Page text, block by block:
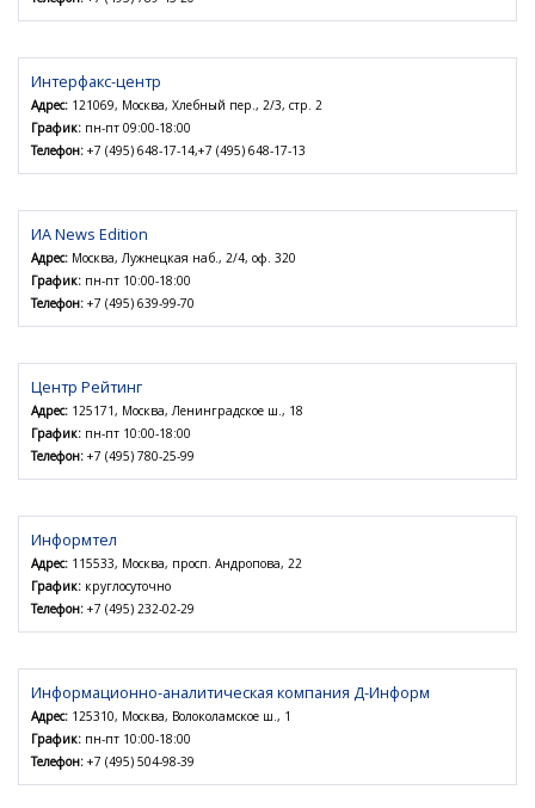
Интерфакс-центр
Адрес: 121069, Москва, Хлебный пер., 2/3, стр. 2
График: пн-пт 09:00-18:00
Телефон: +7 (495) 648-17-14,+7 (495) 648-17-13
ИА News Edition
Адрес: Москва, Лужнецкая наб., 2/4, оф. 320
График: пн-пт 10:00-18:00
Телефон: +7 (495) 639-99-70
Центр Рейтинг
Адрес: 125171, Москва, Ленинградское ш., 18
График: пн-пт 10:00-18:00
Телефон: +7 (495) 780-25-99
Информтел
Адрес: 115533, Москва, просп. Андропова, 22
График: круглосуточно
Телефон: +7 (495) 232-02-29
Информационно-аналитическая компания Д-Информ
Адрес: 125310, Москва, Волоколамское ш., 1
График: пн-пт 10:00-18:00
Телефон: +7 (495) 504-98-39